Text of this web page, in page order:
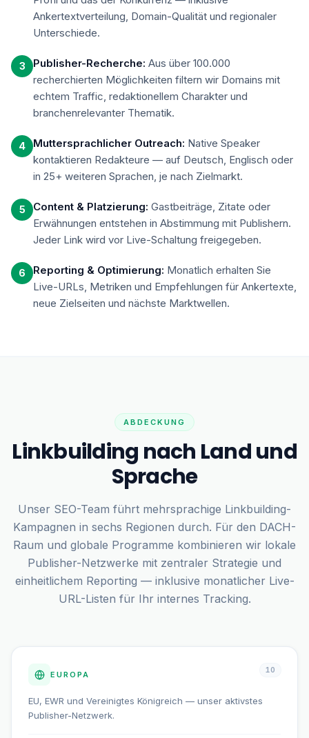
Ankertextverteilung, Domain-Qualität und regionaler
Unterschiede.
3 Publisher-Recherche: Aus über 100.000
recherchierten Möglichkeiten filtern wir Domains mit
echtem Traffic, redaktionellem Charakter und
branchenrelevanter Thematik.
4 Muttersprachlicher Outreach: Native Speaker
kontaktieren Redakteure — auf Deutsch, Englisch oder
in 25+ weiteren Sprachen, je nach Zielmarkt.
5 Content & Platzierung: Gastbeiträge, Zitate oder
Erwähnungen entstehen in Abstimmung mit Publishern.
Jeder Link wird vor Live-Schaltung freigegeben.
6 Reporting & Optimierung: Monatlich erhalten Sie
Live-URLs, Metriken und Empfehlungen für Ankertexte,
neue Zielseiten und nächste Marktwellen.
ABDECKUNG
Linkbuilding nach Land und
Sprache
Unser SEO-Team führt mehrsprachige Linkbuilding-
Kampagnen in sechs Regionen durch. Für den DACH-
Raum und globale Programme kombinieren wir lokale
Publisher-Netzwerke mit zentraler Strategie und
einheitlichem Reporting — inklusive monatlicher Live-
URL-Listen für Ihr internes Tracking.
EUROPA 10
EU, EWR und Vereinigtes Königreich — unser aktivstes
Publisher-Netzwerk.